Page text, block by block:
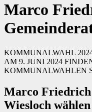
Marco
KOMMUNALWAHL
AM 9. JUNI 2024
KOMMUNALWAHLEN
Marco Friedrich
Wiesloch wählen